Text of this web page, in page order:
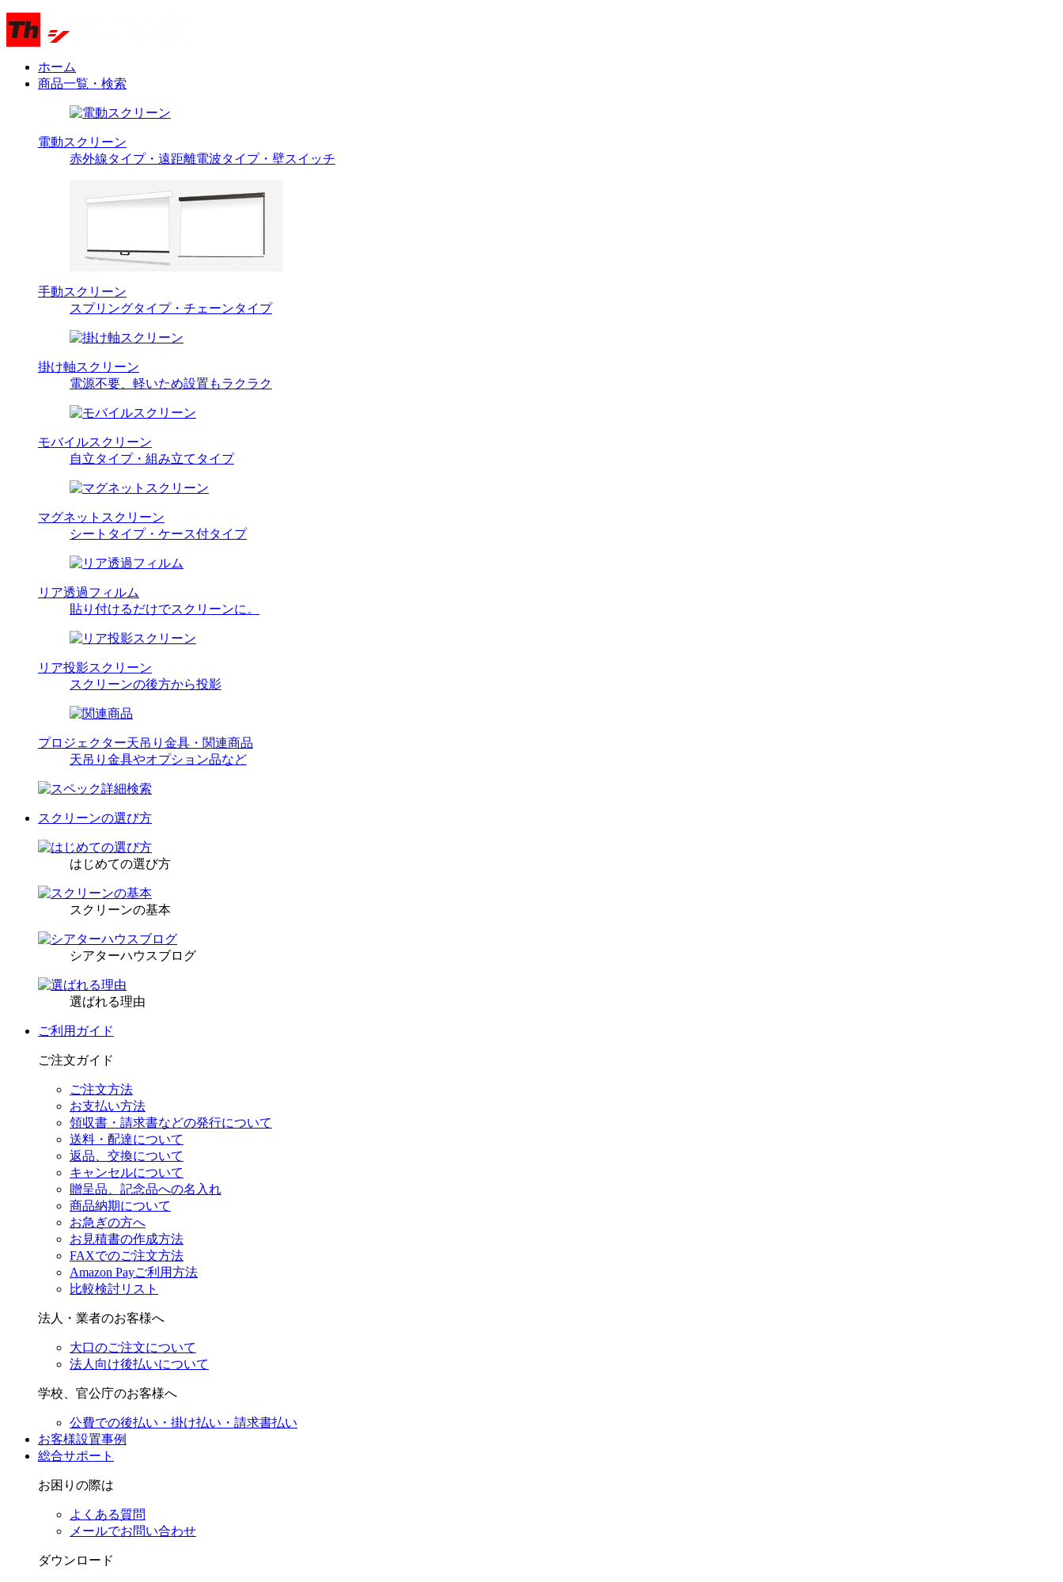
ホーム
商品一覧・検索
電動スクリーン
赤外線タイプ・遠距離電波タイプ・壁スイッチ
手動スクリーン
スプリングタイプ・チェーンタイプ
掛け軸スクリーン
電源不要、軽いため設置もラクラク
モバイルスクリーン
自立タイプ・組み立てタイプ
マグネットスクリーン
シートタイプ・ケース付タイプ
リア透過フィルム
貼り付けるだけでスクリーンに。
リア投影スクリーン
スクリーンの後方から投影
プロジェクター天吊り金具・関連商品
天吊り金具やオプション品など
スクリーンの選び方
はじめての選び方
スクリーンの基本
シアターハウスブログ
選ばれる理由
ご利用ガイド
ご注文ガイド
ご注文方法
お支払い方法
領収書・請求書などの発行について
送料・配達について
返品、交換について
キャンセルについて
贈呈品、記念品への名入れ
商品納期について
お急ぎの方へ
お見積書の作成方法
FAXでのご注文方法
Amazon Payご利用方法
比較検討リスト
法人・業者のお客様へ
大口のご注文について
法人向け後払いについて
学校、官公庁のお客様へ
公費での後払い・掛け払い・請求書払い
お客様設置事例
総合サポート
お困りの際は
よくある質問
メールでお問い合わせ
ダウンロード